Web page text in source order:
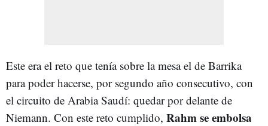
Este era el reto que tenía sobre la mesa el de Barrika
para poder hacerse, por segundo año consecutivo, con
el circuito de Arabia Saudí: quedar por delante de
Niemann. Con este reto cumplido, Rahm se embolsa